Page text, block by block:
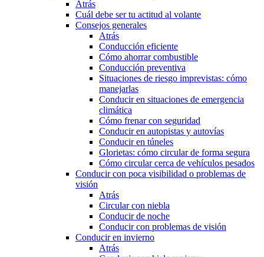
Atrás
Cuál debe ser tu actitud al volante
Consejos generales
Atrás
Conducción eficiente
Cómo ahorrar combustible
Conducción preventiva
Situaciones de riesgo imprevistas: cómo
manejarlas
Conducir en situaciones de emergencia
climática
Cómo frenar con seguridad
Conducir en autopistas y autovías
Conducir en túneles
Glorietas: cómo circular de forma segura
Cómo circular cerca de vehículos pesados
Conducir con poca visibilidad o problemas de
visión
Atrás
Circular con niebla
Conducir de noche
Conducir con problemas de visión
Conducir en invierno
Atrás